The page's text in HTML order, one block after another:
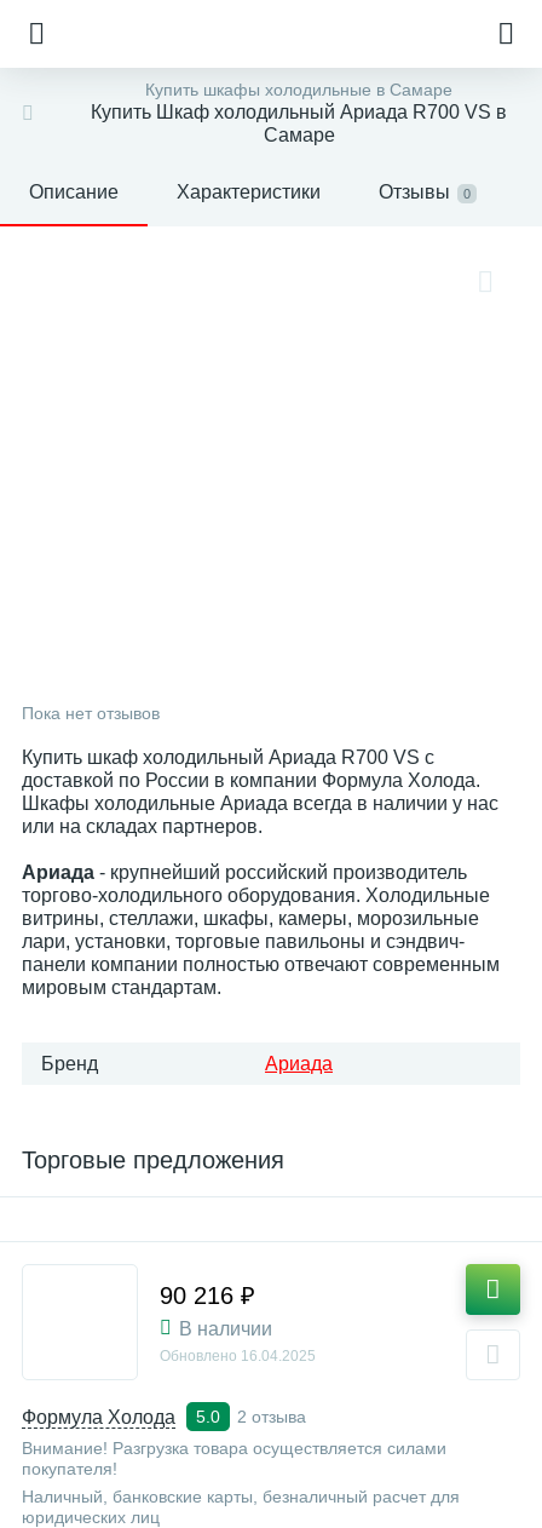
Купить шкафы холодильные в Самаре
Купить Шкаф холодильный Ариада R700 VS в
Самаре
Описание Характеристики Отзывы 0
Пока нет отзывов
Купить шкаф холодильный Ариада R700 VS с
доставкой по России в компании Формула Холода.
Шкафы холодильные Ариада всегда в наличии у нас
или на складах партнеров.
Ариада - крупнейший российский производитель
торгово-холодильного оборудования. Холодильные
витрины, стеллажи, шкафы, камеры, морозильные
лари, установки, торговые павильоны и сэндвич-
панели компании полностью отвечают современным
мировым стандартам.
Бренд Ариада
Торговые предложения
Формула Холода 5.0
2 отзыва
Внимание! Разгрузка товара осуществляется силами
покупателя!
Наличный, банковские карты, безналичный расчет для
юридических лиц
90 216 ₽
В наличии
Обновлено 16.04.2025